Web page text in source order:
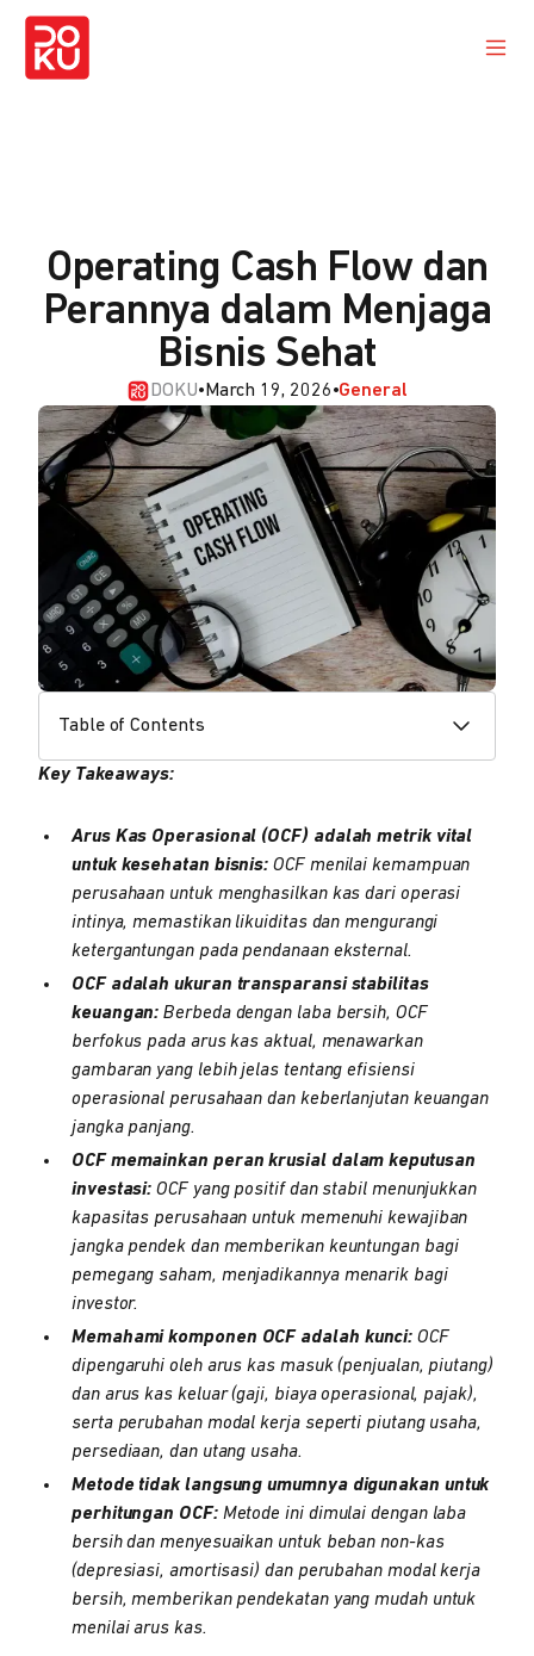
Operating Cash Flow dan
Perannya dalam Menjaga
Bisnis Sehat
DOKU• March 19, 2026•General
Table of Contents
Key Takeaways:
Arus Kas Operasional (OCF) adalah metrik vital
untuk kesehatan bisnis: OCF menilai kemampuan
perusahaan untuk menghasilkan kas dari operasi
intinya, memastikan likuiditas dan mengurangi
ketergantungan pada pendanaan eksternal.
OCF adalah ukuran transparansi stabilitas
keuangan: Berbeda dengan laba bersih, OCF
berfokus pada arus kas aktual, menawarkan
gambaran yang lebih jelas tentang efisiensi
operasional perusahaan dan keberlanjutan keuangan
jangka panjang.
OCF memainkan peran krusial dalam keputusan
investasi: OCF yang positif dan stabil menunjukkan
kapasitas perusahaan untuk memenuhi kewajiban
jangka pendek dan memberikan keuntungan bagi
pemegang saham, menjadikannya menarik bagi
investor.
Memahami komponen OCF adalah kunci: OCF
dipengaruhi oleh arus kas masuk (penjualan, piutang)
dan arus kas keluar (gaji, biaya operasional, pajak),
serta perubahan modal kerja seperti piutang usaha,
persediaan, dan utang usaha.
Metode tidak langsung umumnya digunakan untuk
perhitungan OCF:Metode ini dimulai dengan laba
bersih dan menyesuaikan untuk beban non-kas
(depresiasi, amortisasi) dan perubahan modal kerja
bersih, memberikan pendekatan yang mudah untuk
menilai arus kas.